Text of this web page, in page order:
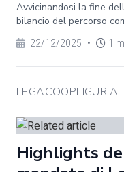
Avvicinandosi la fine
bilancio del percorso
22/12/2025 • 1
LEGACOOPLIGURIA
Highlights